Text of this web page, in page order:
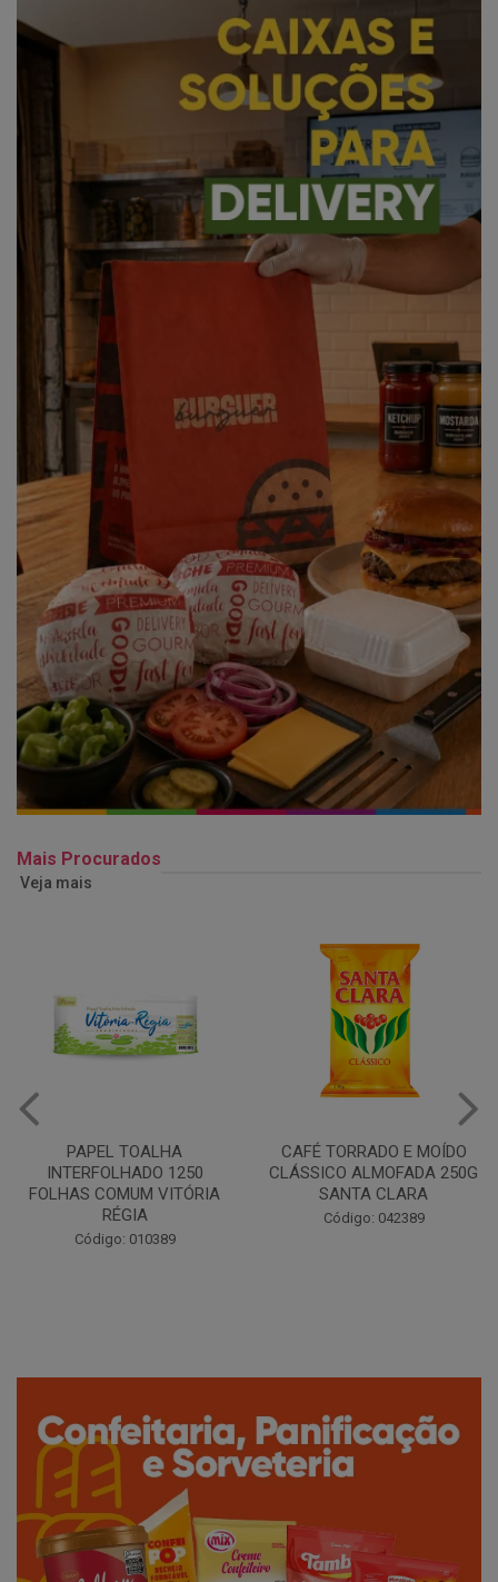
Mais Procurados
Veja mais
CAFÉ TORRADO E MOÍDO
CLÁSSICO ALMOFADA 250G
SANTA CLARA
Código: 042389
Copo Plástico Branco 180ml
Pacote c/100 - Cristalcopo
Código: 031413